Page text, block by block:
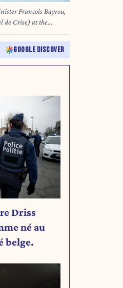
Francois Bayrou,
de Crise) at the
Chido's passage over
GOOGLE DISCOVER
Driss
né au
belge.